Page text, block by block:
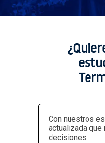
Con nuestros
actualizada que
decisiones.